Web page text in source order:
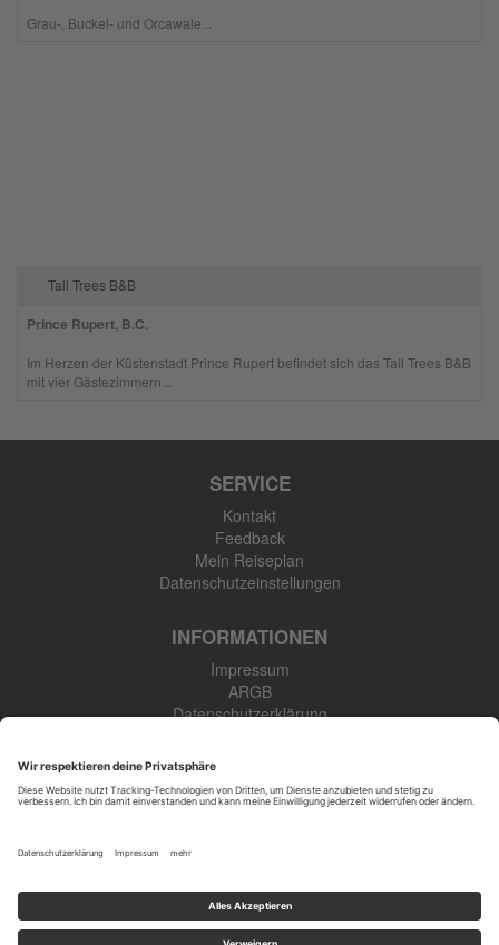
Grau-, Buckel- und Orcawale...
Tall Trees B&B
Prince Rupert, B.C.
Im Herzen der Küstenstadt Prince Rupert befindet sich das Tall Trees B&B
mit vier Gästezimmern...
SERVICE
Kontakt
Feedback
Mein Reiseplan
Datenschutzeinstellungen
INFORMATIONEN
Impressum
ARGB
Datenschutzerklärung
48308 Senden-Bösensell
Öffnungszeiten: Mo.-Fr. 09:00-17:00